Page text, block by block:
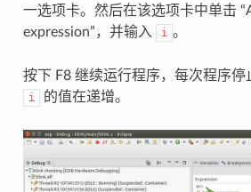
一选项卡。然后在该选项卡中单击
expression”，并输入
i 。
按下 F8 继续运行程序，每次程序停
i 的值在递增。